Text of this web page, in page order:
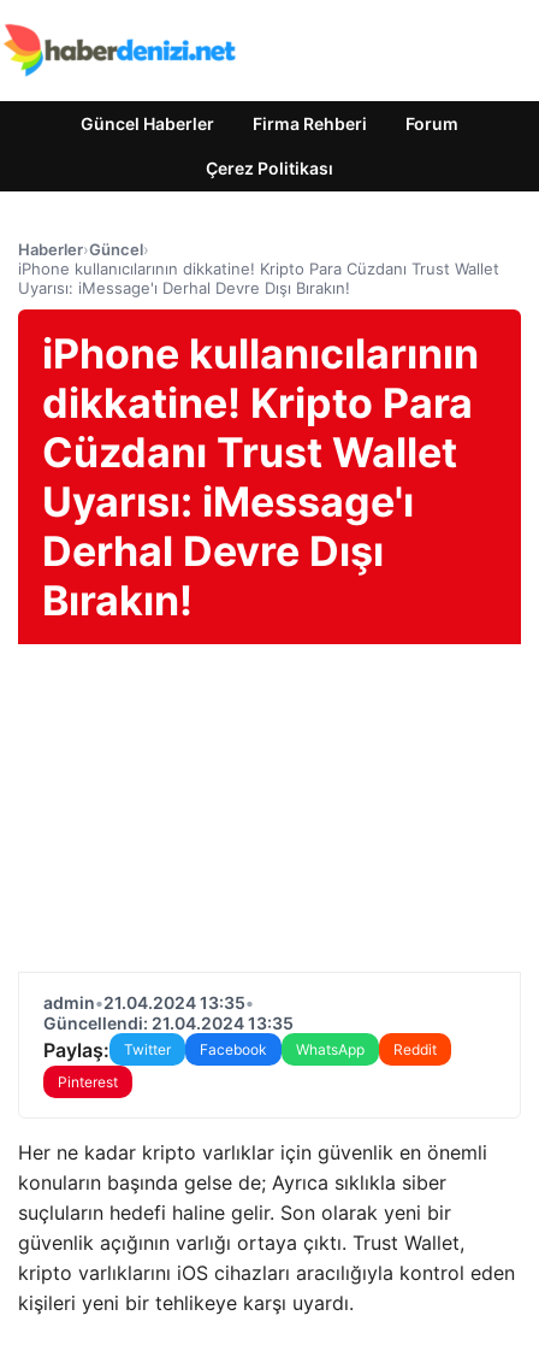
Güncel Haberler Firma Rehberi Forum
Çerez Politikası
Haberler›Güncel›
iPhone kullanıcılarının dikkatine! Kripto Para Cüzdanı Trust Wallet
Uyarısı: iMessage'ı Derhal Devre Dışı Bırakın!
iPhone kullanıcılarının
dikkatine! Kripto Para
Cüzdanı Trust Wallet
Uyarısı: iMessage'ı
Derhal Devre Dışı
Bırakın!
admin•21.04.2024 13:35•
Güncellendi: 21.04.2024 13:35
Paylaş: Twitter Facebook WhatsApp
Reddit
Pinterest
Her ne kadar kripto varlıklar için güvenlik en önemli
konuların başında gelse de; Ayrıca sıklıkla siber
suçluların hedefi haline gelir. Son olarak yeni bir
güvenlik açığının varlığı ortaya çıktı. Trust Wallet,
kripto varlıklarını iOS cihazları aracılığıyla kontrol eden
kişileri yeni bir tehlikeye karşı uyardı.